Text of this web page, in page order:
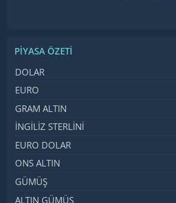
PIYASA ÖZETI
İsim, Kod
DOLAR
EURO
GRAM ALTIN
İNGILIZ STERLINI
EURO DOLAR
ONS ALTIN
GÜMÜŞ
ALTIN GÜMÜŞ